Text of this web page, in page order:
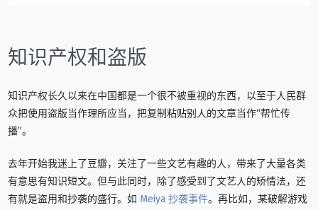
知识产权和盗版
知识产权长久以来在中国都是一个很不被重视的东西，以至于人民群
众把使用盗版当作理所应当，把复制粘贴别人的文章当作“帮忙传
播”。
去年开始我迷上了豆瓣，关注了一些文艺有趣的人，带来了大量各类
有意思有知识短文。但与此同时，除了感受到了文艺人的矫情法，还
有就是盗用和抄袭的盛行。如 Meiya 抄袭事件。再比如，某破解游戏